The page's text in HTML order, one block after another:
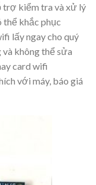
trợ kiểm tra và xử lý
khắc phục
lấy ngay cho quý
không thể sửa
card wifi
với máy, báo giá